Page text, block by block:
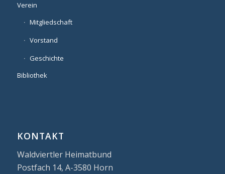
Verein
Mitgliedschaft
Vorstand
Geschichte
Bibliothek
KONTAKT
Waldviertler Heimatbund
Postfach 14, A-3580 Horn